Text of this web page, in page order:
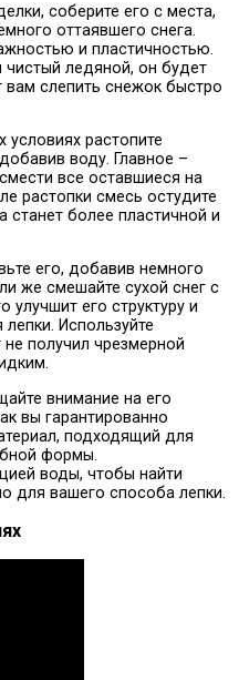
соберите его с места,
оттаявшего снега.
и пластичностью.
чистый ледяной, он будет
слепить снежок быстро
растопите
воду. Главное –
все оставшиеся на
растопки смесь остудите
станет более пластичной и
его, добавив немного
же смешайте сухой снег с
его структуру и
Используйте
получил чрезмерной
внимание на его
вы гарантированно
подходящий для
формы.
воды, чтобы найти
для вашего способа лепки.